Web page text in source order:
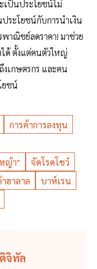
เป็นประโยชน์ไม่
ระโยชน์กับการนำเงิน
พาณิชย์ลดราคา! มาช่วย
ได้ ตั้งแต่คนตัวใหญ่
เกษตรกร และคน
ยชน์
การค้าการลงทุน
ญ้า"
จัดโรดโชว์
ฮาลาล
บาห์เรน
จิทัล